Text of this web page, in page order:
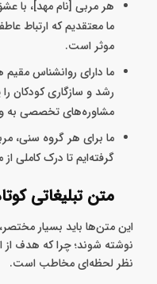
هر مربی [نام مهد]، با
ما معتقدیم که ارتباط
موثر است.
ما دارای روانشناس
رشد و سازگاری کودکان
مشاوره‌های تخصصی به
ما برای هر گروه سنی،
گرفته‌ایم تا درک کاملی
متن تبلیغاتی
این متن‌ها باید بسیار
نوشته شوند؛ چرا که هدف از
نظر لحظه‌ای مخاطب است.